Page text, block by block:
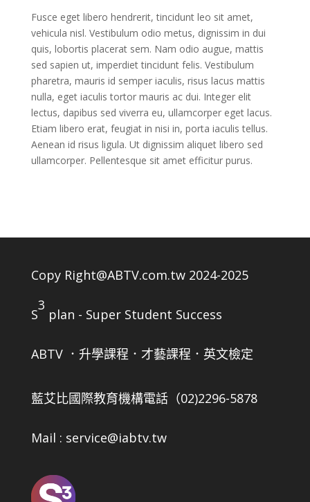
Fusce eget libero hendrerit, tincidunt leo sit amet,
vehicula nisl. Vestibulum odio metus, dignissim in dui
quis, lobortis placerat sem. Nam odio augue, mattis
sed sapien ut, imperdiet tincidunt felis. Vestibulum
pharetra, mauris id semper iaculis, risus lacus mattis
nulla, eget iaculis tortor mauris ac dui. Integer elit
lectus, dapibus sed viverra eu, ullamcorper eget lacus.
Etiam libero erat, feugiat in nisi in, porta iaculis tellus.
Aenean id risus ligula. Ut dignissim aliquet libero sed
ullamcorper. Pellentesque sit amet efficitur purus.
Copy Right@ABTV.com.tw 2024-2025
S
3
plan - Super Student Success
ABTV ．升學課程．才藝課程．英文檢定
藍艾比國際教育機構電話（02)2296-5878
Mail : service@iabtv.tw